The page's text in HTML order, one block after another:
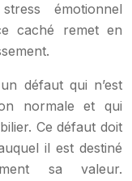
émotionnel
caché remet en
défaut qui n’est
normale et qui
Ce défaut doit
il est destiné
sa valeur.